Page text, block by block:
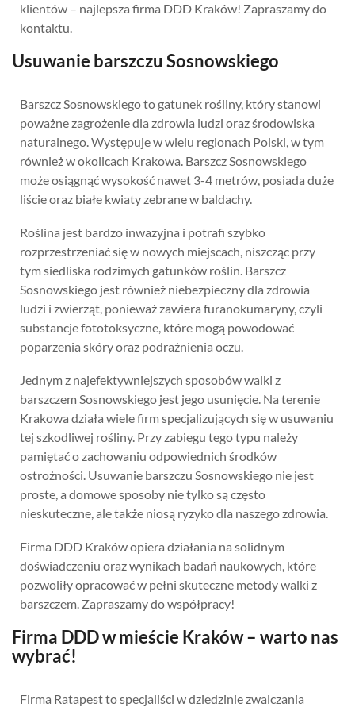
klientów – najlepsza firma DDD Kraków! Zapraszamy do
kontaktu.
Usuwanie barszczu Sosnowskiego
Barszcz Sosnowskiego to gatunek rośliny, który stanowi
poważne zagrożenie dla zdrowia ludzi oraz środowiska
naturalnego. Występuje w wielu regionach Polski, w tym
również w okolicach Krakowa. Barszcz Sosnowskiego
może osiągnąć wysokość nawet 3-4 metrów, posiada duże
liście oraz białe kwiaty zebrane w baldachy.
Roślina jest bardzo inwazyjna i potrafi szybko
rozprzestrzeniać się w nowych miejscach, niszcząc przy
tym siedliska rodzimych gatunków roślin. Barszcz
Sosnowskiego jest również niebezpieczny dla zdrowia
ludzi i zwierząt, ponieważ zawiera furanokumaryny, czyli
substancje fototoksyczne, które mogą powodować
poparzenia skóry oraz podrażnienia oczu.
Jednym z najefektywniejszych sposobów walki z
barszczem Sosnowskiego jest jego usunięcie. Na terenie
Krakowa działa wiele firm specjalizujących się w usuwaniu
tej szkodliwej rośliny. Przy zabiegu tego typu należy
pamiętać o zachowaniu odpowiednich środków
ostrożności. Usuwanie barszczu Sosnowskiego nie jest
proste, a domowe sposoby nie tylko są często
nieskuteczne, ale także niosą ryzyko dla naszego zdrowia.
Firma DDD Kraków opiera działania na solidnym
doświadczeniu oraz wynikach badań naukowych, które
pozwoliły opracować w pełni skuteczne metody walki z
barszczem. Zapraszamy do współpracy!
Firma DDD w mieście Kraków – warto nas
wybrać!
Firma Ratapest to specjaliści w dziedzinie zwalczania